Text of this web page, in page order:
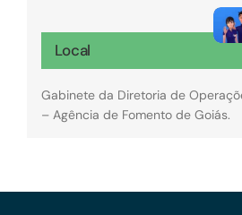
Local
Gabinete da Diretoria de
– Agência de Fomento de Goiás.